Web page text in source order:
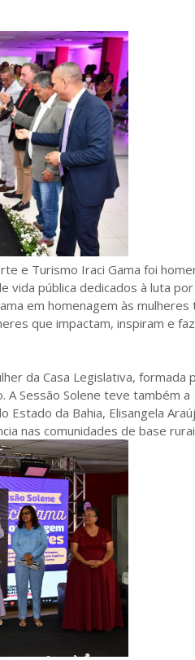
e Turismo Iraci Gama foi
vida pública dedicados à luta por
em homenagem às mulheres
que impactam, inspiram e
da Casa Legislativa, formada
A Sessão Solene teve também a
Estado da Bahia, Elisangela
nas comunidades de base